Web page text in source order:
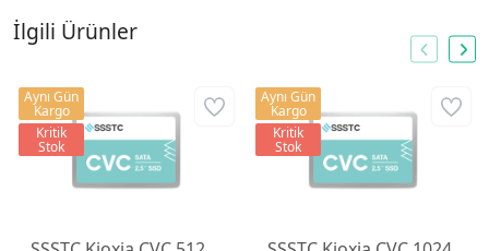
İlgili Ürünler
Aynı Gün
Kargo
Kritik
Stok
Aynı Gün
Kargo
Kritik
Stok